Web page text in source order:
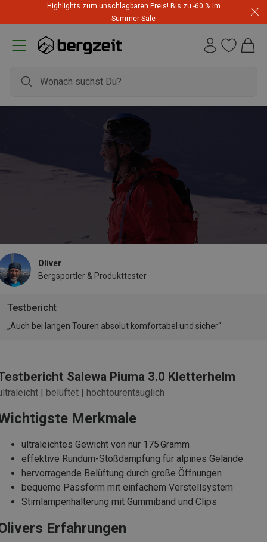
Highlights zum unschlagbaren Preis! Bis zu -60 % im
Summer Sale
Testbericht
Oliver
Bergsportler & Produkttester
„Auch bei langen Touren absolut komfortabel und sicher“
Salewa Piuma 3.0 Kletterhelm
| belüftet | hochtourentauglich
Merkmale
ultraleichtes Gewicht von nur 175 Gramm
effektive Rundum-Stoßdämpfung für alpines Gelände
hervorragende Belüftung durch große Öffnungen
bequeme Passform mit einfachem Verstellsystem
Stirnlampenhalterung mit Gummiband und Clips
Erfahrungen